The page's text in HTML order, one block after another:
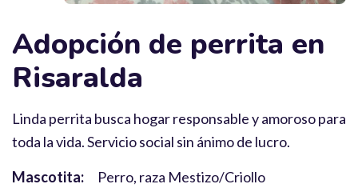
Adopción de perrita en
Risaralda
Linda perrita busca hogar responsable y amoroso para
toda la vida. Servicio social sin ánimo de lucro.
Mascotita:
Perro, raza Mestizo/Criollo